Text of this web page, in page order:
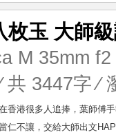
玉 大師
M 35mm
共 3447字 ⁄
香港很多人追捧，葉師傅
仁不讓，交給大師出文